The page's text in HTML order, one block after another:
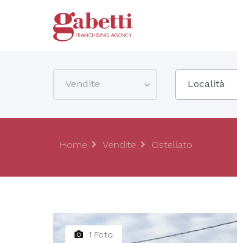
Vendite Località
Home Vendite Ostellato
1 Foto